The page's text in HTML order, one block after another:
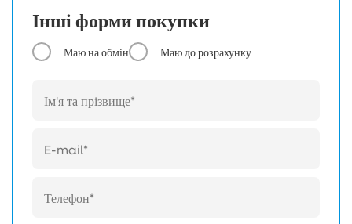
Інші форми покупки
Маю на обмін Маю до розрахунку